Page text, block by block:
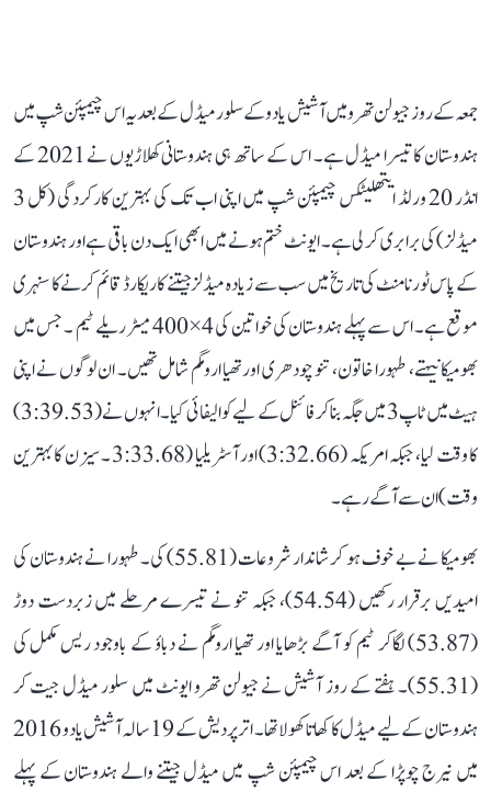
جمعہ کے روز جیولن تھرو میں آشیش یادو کے سلور میڈل کے بعد یہ اس چیمپئن شپ میں
ہندوستان کا تیسرا میڈل ہے۔ اس کے ساتھ ہی ہندوستانی کھلاڑیوں نے 2021 کے
انڈر 20 ورلڈ ایتھلیٹکس چیمپئن شپ میں اپنی اب تک کی بہترین کارکردگی (کل 3
میڈلز) کی برابری کر لی ہے۔ ایونٹ ختم ہونے میں ابھی ایک دن باقی ہے اور ہندوستان
کے پاس ٹورنامنٹ کی تاریخ میں سب سے زیادہ میڈلز جیتنے کا ریکارڈ قائم کرنے کا سنہری
موقع ہے۔ اس سے پہلے ہندوستان کی خواتین کی 4×400 میٹر ریلے ٹیم ۔ جس میں
بھومیکا نیہتے، طہورا خاتون، تنو چودھری اور تھیا ارومگم شامل تھیں۔ ان لوگوں نے اپنی
ہیٹ میں ٹاپ 3 میں جگہ بنا کر فائنل کے لیے کوالیفائی کیا۔ انہوں نے (3:39.53)
کا وقت لیا، جبکہ امریکہ (3:32.66) اور آسٹریلیا (3:33.68 ۔ سیزن کا بہترین
وقت) ان سے آگے رہے۔
بھومیکا نے بے خوف ہو کر شاندار شروعات (55.81) کی۔ طہورا نے ہندوستان کی
امیدیں برقرار رکھیں (54.54)، جبکہ تنو نے تیسرے مرحلے میں زبردست دوڑ
(53.87) لگاکر ٹیم کو آگے بڑھایا اور تھیا ارومگم نے دباؤ کے باوجود ریس مکمل کی
(55.31)۔ ہفتے کے روز آشیش نے جیولن تھرو ایونٹ میں سلور میڈل جیت کر
ہندوستان کے لیے میڈل کا کھاتا کھولا تھا۔ اتر پردیش کے 19 سالہ آشیش یادو 2016
میں نیرج چوپڑا کے بعد اس چیمپئن شپ میں میڈل جیتنے والے ہندوستان کے پہلے